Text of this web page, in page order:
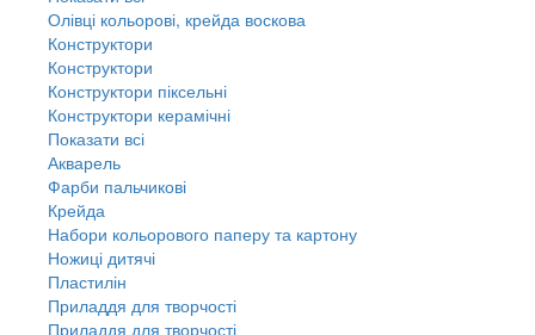
Олівці кольорові, крейда воскова
Конструктори
Конструктори
Конструктори піксельні
Конструктори керамічні
Показати всі
Акварель
Фарби пальчикові
Крейда
Набори кольорового паперу та картону
Ножиці дитячі
Пластилін
Приладдя для творчості
Приладдя для творчості